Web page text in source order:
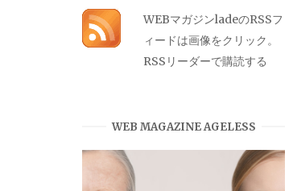
WEBマガジンladeのRSSフ
ィードは画像をクリック。
RSSリーダーで購読する
WEB MAGAZINE AGELESS